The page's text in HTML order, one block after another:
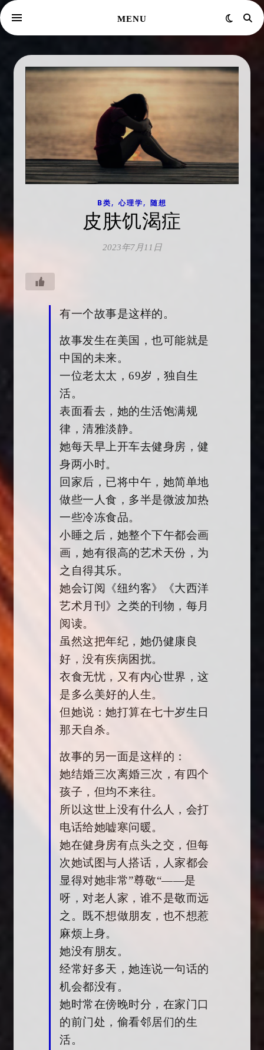
MENU
B类,心理学, 随想
皮肤饥渴症
2023年7月11日
有一个故事是这样的。
故事发生在美国，也可能就是
中国的未来。
一位老太太，69岁，独自生
活。
表面看去，她的生活饱满规
律，清雅淡静。
她每天早上开车去健身房，健
身两小时。
回家后，已将中午，她简单地
做些一人食，多半是微波加热
一些冷冻食品。
小睡之后，她整个下午都会画
画，她有很高的艺术天份，为
之自得其乐。
她会订阅《纽约客》《大西洋
艺术月刊》之类的刊物，每月
阅读。
虽然这把年纪，她仍健康良
好，没有疾病困扰。
衣食无忧，又有内心世界，这
是多么美好的人生。
但她说：她打算在七十岁生日
那天自杀。
故事的另一面是这样的：
她结婚三次离婚三次，有四个
孩子，但均不来往。
所以这世上没有什么人，会打
电话给她嘘寒问暖。
她在健身房有点头之交，但每
次她试图与人搭话，人家都会
显得对她非常”尊敬“——是
呀，对老人家，谁不是敬而远
之。既不想做朋友，也不想惹
麻烦上身。
她没有朋友。
经常好多天，她连说一句话的
机会都没有。
她时常在傍晚时分，在家门口
的前门处，偷看邻居们的生
活。